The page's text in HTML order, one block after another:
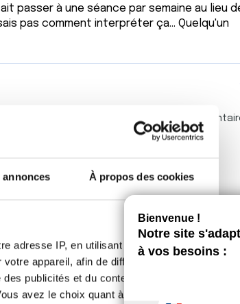
annonces À propos des cookies
adresse IP, en utilisant des
appareil, afin de diffuser des
publicités et du contenu, ainsi que de
avez le choix quant à l'utilisation de
passer à une séance par semaine au lieu
pas comment interpréter ça... Quelqu'un
4